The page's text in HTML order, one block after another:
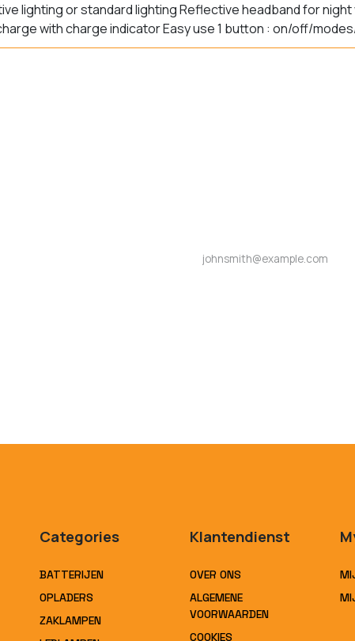
lighting or standard lighting Reflective headband for night
with charge indicator Easy use 1 button : on/off/
Categories
BATTERIJEN
OPLADERS
ZAKLAMPEN
Klantendienst
OVER ONS
ALGEMENE
VOORWAARDEN
COOKIES